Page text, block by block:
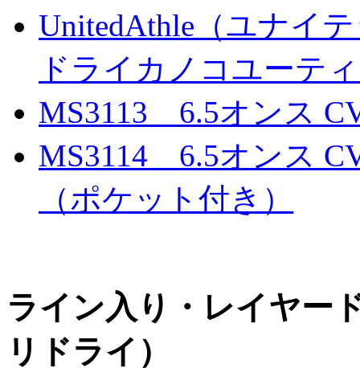
UnitedAthle（ユナイ
ドライカノコユーテ
MS3113 6.5オンス
MS3114 6.5オンス
（ポケット付き）
ライン入り・レイヤー
リドライ）